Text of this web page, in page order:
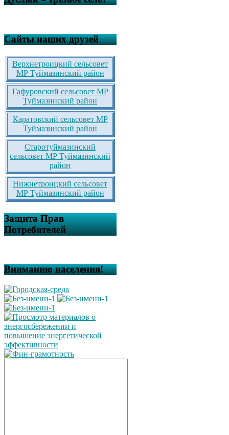
Сайты наших друзей
Верхнетроицкий сельсовет
МР Туймазинский район
Гафуровский сельсовет МР
Туймазинский район
Каратовский сельсовет МР
Туймазинский район
Старотуймазинский
сельсовет МР Туймазинский
район
Нижнетроицкий сельсовет
МР Туймазинский район
Защита Прав
Потребителей
Вниманию населения!